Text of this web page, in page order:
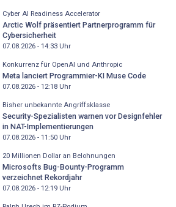
Cyber AI Readiness Accelerator
Arctic Wolf präsentiert Partnerprogramm für
Cybersicherheit
07.08.2026 - 14:33Uhr
Konkurrenz für OpenAI und Anthropic
Meta lanciert Programmier-KI Muse Code
07.08.2026 - 12:18Uhr
Bisher unbekannte Angriffsklasse
Security-Spezialisten warnen vor Designfehler
in NAT-Implementierungen
07.08.2026 - 11:50Uhr
20 Millionen Dollar an Belohnungen
Microsofts Bug-Bounty-Programm
verzeichnet Rekordjahr
07.08.2026 - 12:19Uhr